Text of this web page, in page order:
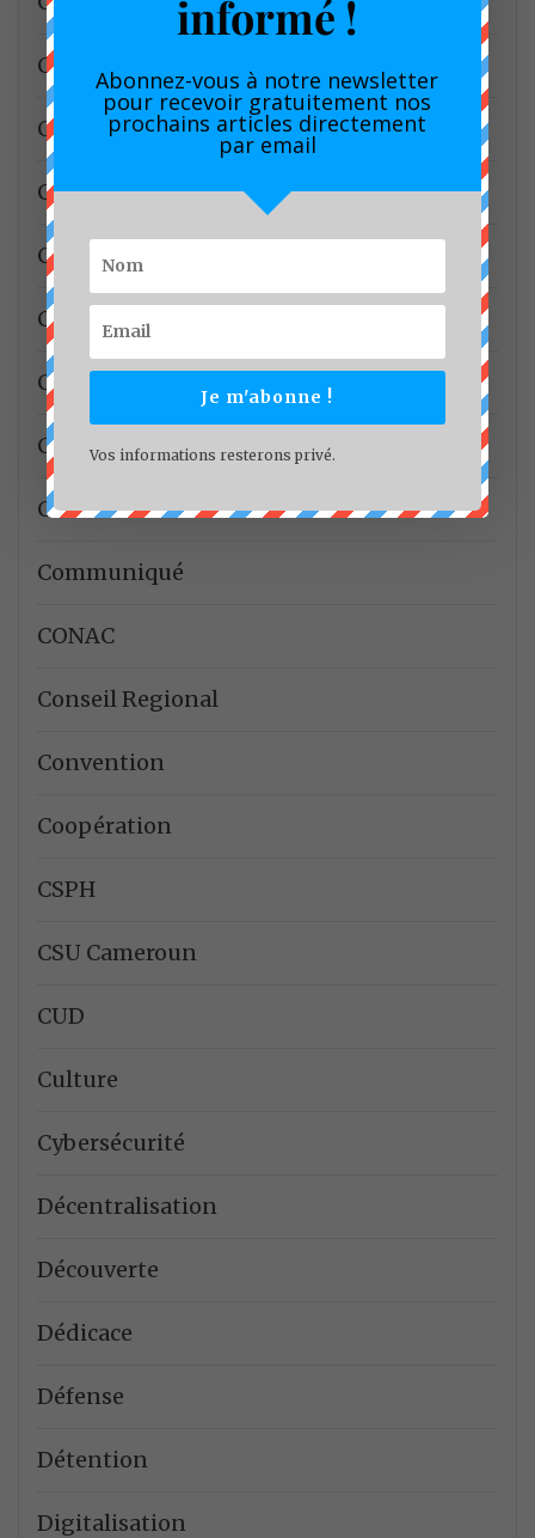
CHANGEMENT CLUIMATIQUE
Cinéma
CMB/CUD
CNC
CNCC
CNJ/LITTORAL
Commerce
Communauté Urbaine De Douala
Communiqué
CONAC
Conseil Regional
Convention
Coopération
CSPH
CSU Cameroun
CUD
Culture
Cybersécurité
Décentralisation
Découverte
Dédicace
Défense
Détention
Digitalisation
informé !
Abonnez-vous à notre newsletter
pour recevoir gratuitement nos
prochains articles directement
par email
Je m'abonne !
Vos informations resterons privé.